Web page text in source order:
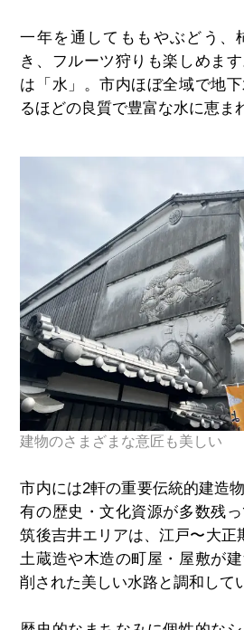
一年を通してももやぶどう、
き、フルーツ狩りも楽しめま
は「水」。市内ほぼ全域で地
るほどの良質で豊富な水に恵ま
建物のさまざまな意匠も美しい
市内には2軒の重要伝統的建造
有の歴史・文化資源が多数残
筑後吉井エリアは、江戸〜大正
土蔵造や木造の町屋・屋敷が
削された美しい水路と調和して